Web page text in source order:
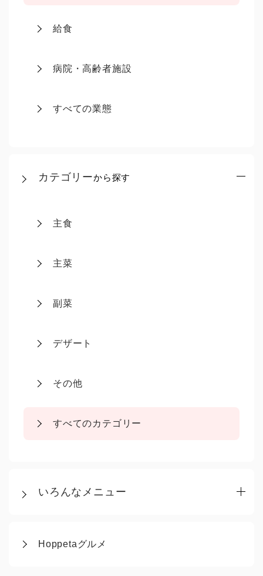
給食
病院・高齢者施設
すべての業態
カテゴリーから探す
主食
主菜
副菜
デザート
その他
すべてのカテゴリー
いろんなメニュー
Hoppetaグルメ